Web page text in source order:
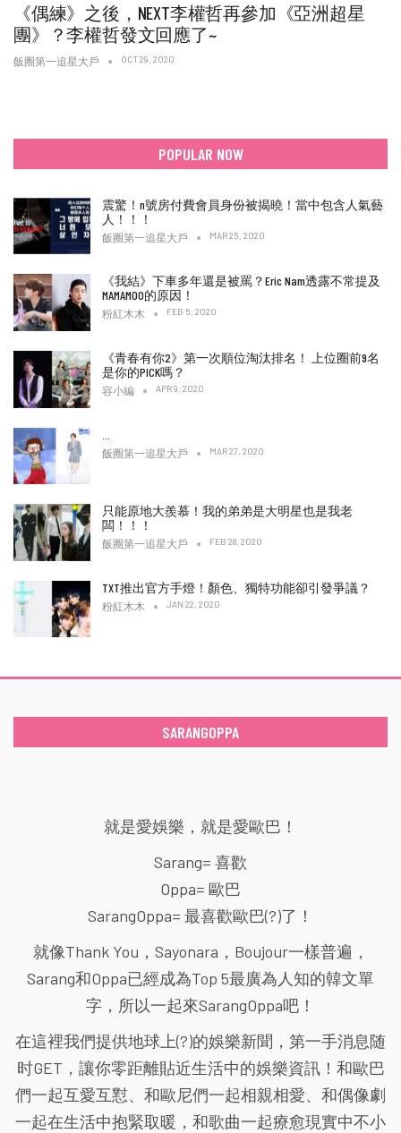
《偶練》之後，NEXT李權哲再參加《亞洲超星
團》？李權哲發文回應了~
飯圈第一追星大戶 OCT 29, 2020
POPULAR NOW
震驚！n號房付費會員身份被揭曉！當中包含人氣藝
人！！！
飯圈第一追星大戶 MAR 25, 2020
《我結》下車多年還是被罵？Eric Nam透露不常提及
MAMAMOO的原因！
粉紅木木 FEB 5, 2020
《青春有你2》第一次順位淘汰排名！ 上位圈前9名
是你的PICK嗎？
容小編 APR 9, 2020
飯圈第一追星大戶 MAR 27, 2020
只能原地大羨慕！我的弟弟是大明星也是我老
闆！！！
飯圈第一追星大戶 FEB 28, 2020
TXT推出官方手燈！顏色、獨特功能卻引發爭議？
粉紅木木 JAN 22, 2020
SARANGOPPA
就是愛娛樂，就是愛歐巴！
Sarang= 喜歡
Oppa= 歐巴
SarangOppa= 最喜歡歐巴(?)了！
就像Thank You，Sayonara，Boujour一樣普遍，
Sarang和Oppa已經成為Top 5最廣為人知的韓文單
字，所以一起來SarangOppa吧！
在這裡我們提供地球上(?)的娛樂新聞，第一手消息随
时GET，讓你零距離貼近生活中的娛樂資訊！和歐巴
們一起互愛互懟、和歐尼們一起相親相愛、和偶像劇
一起在生活中抱緊取暖，和歌曲一起療愈現實中不小